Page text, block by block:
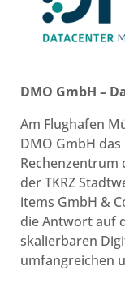
DMO GmbH –
Am Flughafen
DMO GmbH
Rechenzentrum
der TKRZ
items GmbH &
die Antwort auf
skalierbaren
umfangreichen